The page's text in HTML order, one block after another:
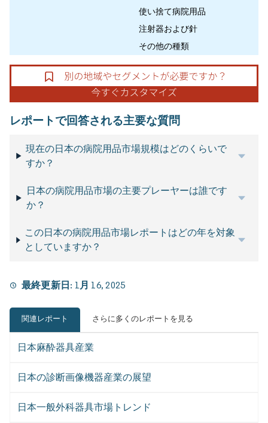
使い捨て病院用品
注射器および針
その他の種類
レポートで回答される主要な質問
現在の日本の病院用品市場規模はどのくらいで
すか？
日本の病院用品市場の主要プレーヤーは誰です
か？
この日本の病院用品市場レポートはどの年を対象
としていますか？
最終更新日: 1月 16, 2025
関連レポート さらに多くのレポートを見る
日本麻酔器具産業
日本の診断画像機器産業の展望
日本一般外科器具市場トレンド